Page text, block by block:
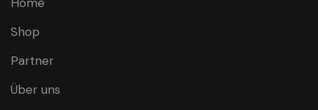
Shop
Partner
Über uns